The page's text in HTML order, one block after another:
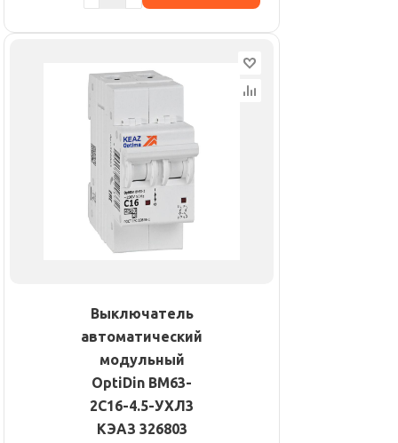
Выключатель
автоматический
модульный
OptiDin BM63-
2C16-4.5-УХЛ3
КЭАЗ 326803